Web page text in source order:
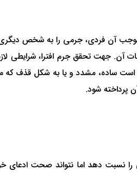
که بموجب آن فردی، جرمی را به شخص
آن. جهت تحقق جرم افترا، شرایطی
است ساده، مشدد و یا به شکل قذف
پرداخته شود.
نسبت دهد اما نتواند صحت ادعای